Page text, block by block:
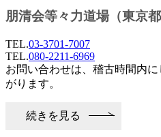
朋清会等々力道場（東京都
TEL.03-3701-7007
TEL.080-2211-6969
お問い合わせは、稽古時間内
がります。
続きを見る